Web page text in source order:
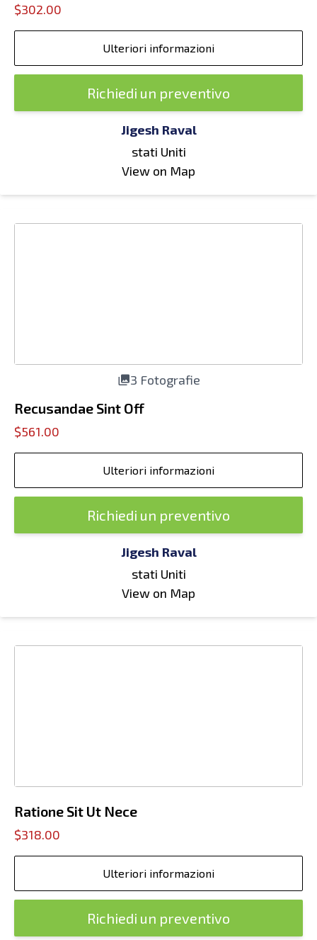
$302.00
Ulteriori informazioni
Richiedi un preventivo
Jigesh Raval
stati Uniti
View on Map
3 Fotografie
Recusandae Sint Off
$561.00
Ulteriori informazioni
Richiedi un preventivo
Jigesh Raval
stati Uniti
View on Map
Ratione Sit Ut Nece
$318.00
Ulteriori informazioni
Richiedi un preventivo